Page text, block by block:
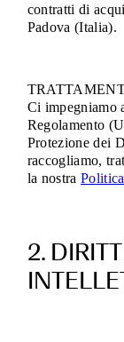
contratti di
Padova (Italia).
Ci impegniamo
Regolamento
Protezione dei
raccogliamo,
la nostra
2.